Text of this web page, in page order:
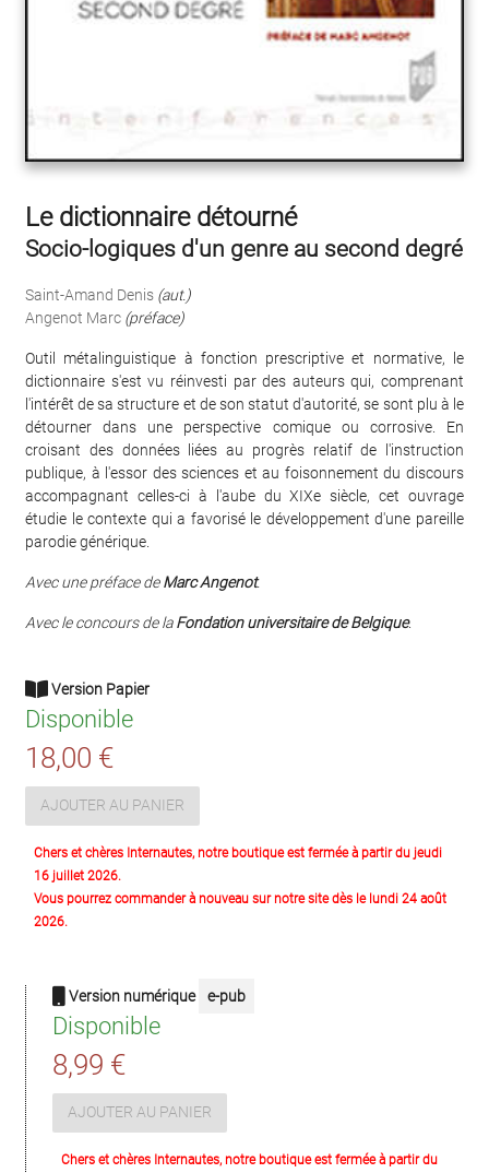
Le dictionnaire détourné
Socio-logiques d'un genre au second degré
Saint-Amand Denis (aut.)
Angenot Marc (préface)
Outil métalinguistique à fonction prescriptive et normative, le
dictionnaire s'est vu réinvesti par des auteurs qui, comprenant
l'intérêt de sa structure et de son statut d'autorité, se sont plu à le
détourner dans une perspective comique ou corrosive. En
croisant des données liées au progrès relatif de l'instruction
publique, à l'essor des sciences et au foisonnement du discours
accompagnant celles-ci à l'aube du XIXe siècle, cet ouvrage
étudie le contexte qui a favorisé le développement d'une pareille
parodie générique.
Avec une préface deMarc Angenot.
Avec le concours de laFondation universitaire de Belgique.
Version Papier
Disponible
18,00 €
AJOUTER AU PANIER
Chers et chères Internautes, notre boutique est fermée à partir du jeudi
16 juillet 2026.
Vous pourrez commander à nouveau sur notre site dès le lundi 24 août
2026.
Version numérique e-pub
Disponible
8,99 €
AJOUTER AU PANIER
Chers et chères Internautes, notre boutique est fermée à partir du